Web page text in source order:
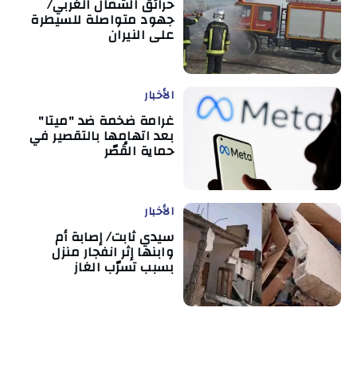
حرائق الشمال الغربي/
جهود متواصلة للسيطرة
على النيران
الأخبار
غرامة ضخمة ضد "ميتا"
بعد اتهامها بالتقصير في
حماية القُصّر
الأخبار
سيدي ثابت/ إصابة أم
وابنها إثر انفجار منزل
بسبب تسرّب الغاز